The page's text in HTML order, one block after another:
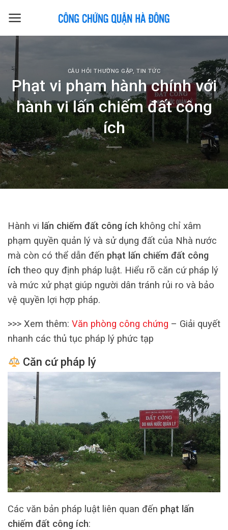
CÂU HỎI THƯỜNG GẶP,TIN TỨC
Phạt vi phạm hành chính với
hành vi lấn chiếm đất công
ích
Hành vi lấn chiếm đất công ích không chỉ xâm
phạm quyền quản lý và sử dụng đất của Nhà nước
mà còn có thể dẫn đến phạt lấn chiếm đất công
ích theo quy định pháp luật. Hiểu rõ căn cứ pháp lý
và mức xử phạt giúp người dân tránh rủi ro và bảo
vệ quyền lợi hợp pháp.
>>> Xem thêm: Văn phòng công chứng – Giải quyết
nhanh các thủ tục pháp lý phức tạp
Căn cứ pháp lý
Các văn bản pháp luật liên quan đến phạt lấn
chiếm đất công ích: